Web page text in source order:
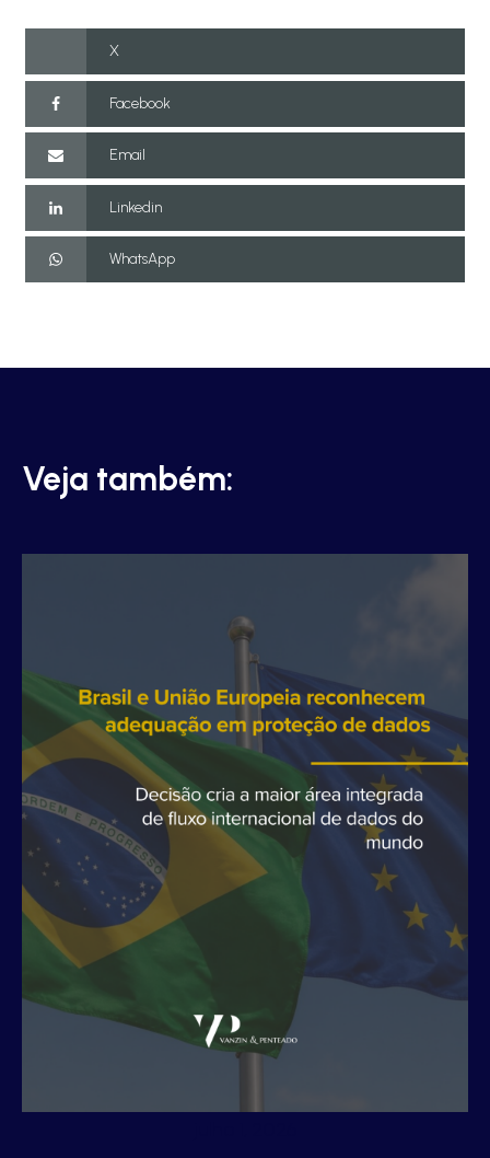
X
Facebook
Email
Linkedin
WhatsApp
Veja também: